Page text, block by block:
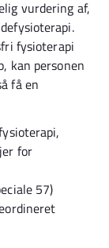
vurdering af,
fysioterapi
kan personen
få en
for
57)